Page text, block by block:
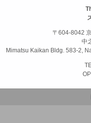
〒604-8042
中
Mimatsu Kaikan Bldg. 583-2,